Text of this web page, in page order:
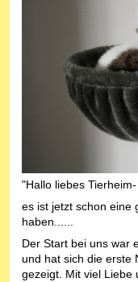
"Hallo liebes Tierheim-
es ist jetzt schon eine
haben......
Der Start bei uns war
und hat sich die erste
gezeigt. Mit viel Liebe